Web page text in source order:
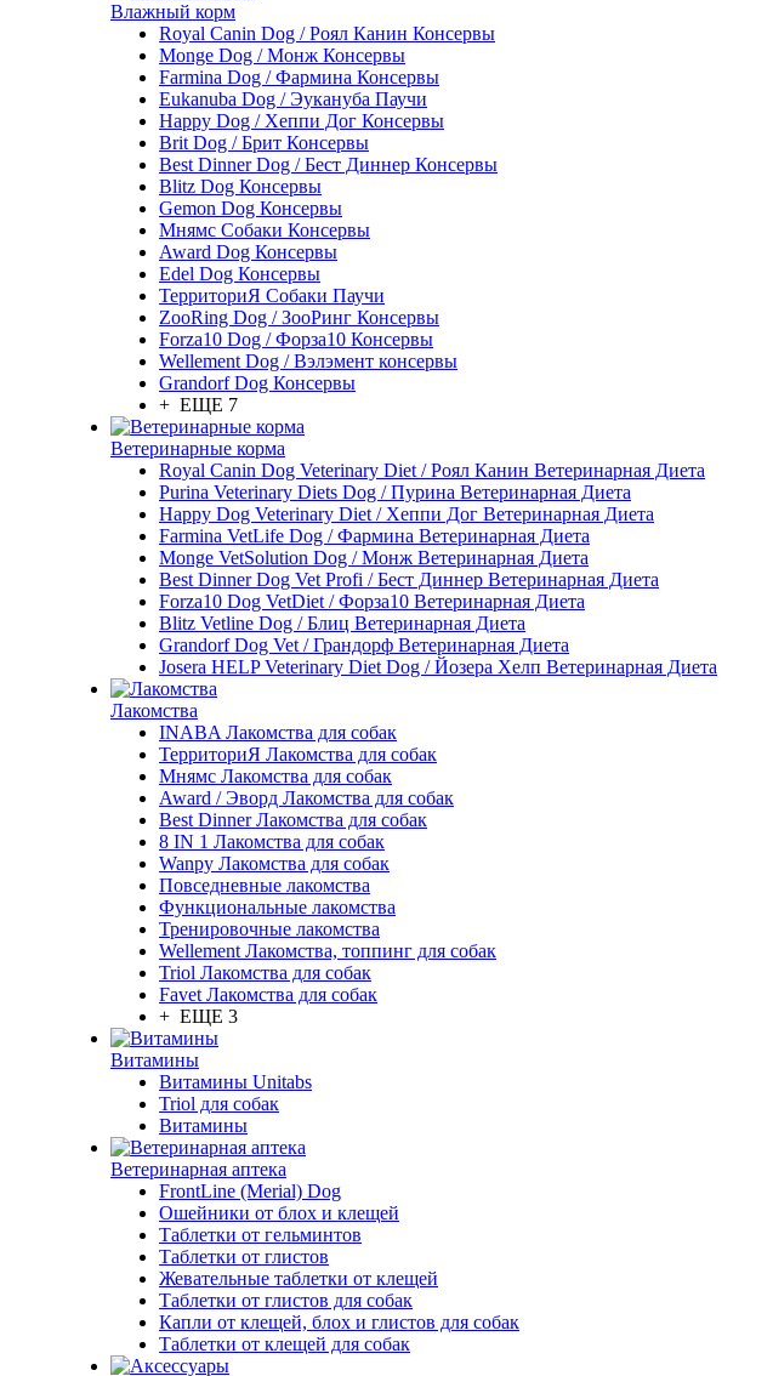
Влажный корм
Royal Canin Dog / Роял Канин Консервы
Monge Dog / Монж Консервы
Farmina Dog / Фармина Консервы
Eukanuba Dog / Эукануба Паучи
Happy Dog / Хеппи Дог Консервы
Brit Dog / Брит Консервы
Best Dinner Dog / Бест Диннер Консервы
Blitz Dog Консервы
Gemon Dog Консервы
Мнямс Собаки Консервы
Award Dog Консервы
Edel Dog Консервы
ТерриториЯ Собаки Паучи
ZooRing Dog / ЗооРинг Консервы
Forza10 Dog / Форза10 Консервы
Wellement Dog / Вэлэмент консервы
Grandorf Dog Консервы
+ ЕЩЕ 7
Ветеринарные корма
Royal Canin Dog Veterinary Diet / Роял Канин Ветеринарная Диета
Purina Veterinary Diets Dog / Пурина Ветеринарная Диета
Happy Dog Veterinary Diet / Хеппи Дог Ветеринарная Диета
Farmina VetLife Dog / Фармина Ветеринарная Диета
Monge VetSolution Dog / Монж Ветеринарная Диета
Best Dinner Dog Vet Profi / Бест Диннер Ветеринарная Диета
Forza10 Dog VetDiet / Форза10 Ветеринарная Диета
Blitz Vetline Dog / Блиц Ветеринарная Диета
Grandorf Dog Vet / Грандорф Ветеринарная Диета
Josera HELP Veterinary Diet Dog / Йозера Хелп Ветеринарная Диета
Лакомства
INABA Лакомства для собак
ТерриториЯ Лакомства для собак
Мнямс Лакомства для собак
Award / Эворд Лакомства для собак
Best Dinner Лакомства для собак
8 IN 1 Лакомства для собак
Wanpy Лакомства для собак
Повседневные лакомства
Функциональные лакомства
Тренировочные лакомства
Wellement Лакомства, топпинг для собак
Triol Лакомства для собак
Favet Лакомства для собак
+ ЕЩЕ 3
Витамины
Витамины Unitabs
Triol для собак
Витамины
Ветеринарная аптека
FrontLine (Merial) Dog
Ошейники от блох и клещей
Таблетки от гельминтов
Таблетки от глистов
Жевательные таблетки от клещей
Таблетки от глистов для собак
Капли от клещей, блох и глистов для собак
Таблетки от клещей для собак